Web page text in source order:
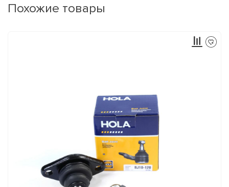
Похожие товары